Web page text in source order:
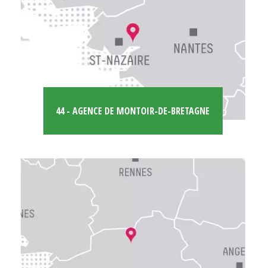
44 - AGENCE DE MONTOIR-DE-BRETAGNE